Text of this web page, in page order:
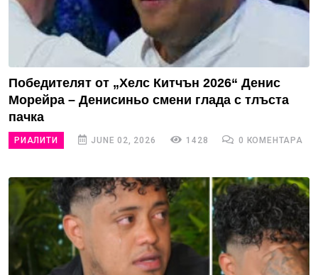
Победителят от „Хелс Китчън 2026“ Денис
Морейра – Денисиньо смени глада с тлъста
пачка
РИАЛИТИ JUNE 02, 2026 1428 0 КОМЕНТАРА